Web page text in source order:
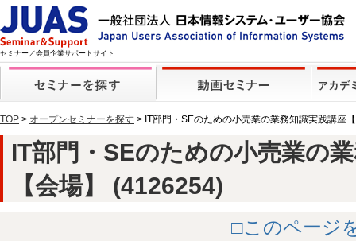
セミナー／会員企業サポートサイト
TOP > オープンセミナーを探す > IT部門・SEのための小売業の業務知識実践講座
IT部門・SEのための小売業の
【会場】 (4126254)
□このページ